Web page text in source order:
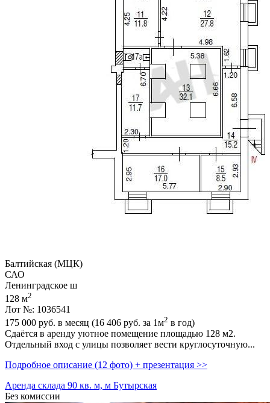
Балтийская (МЦК)
САО
Ленинградское ш
128 м2
Лот №: 1036541
175 000 руб. в месяц (16 406 руб. за 1м2 в год)
Сдаётся в аренду уютное помещение площадью 128 м2.
Отдельный вход с улицы позволяет вести круглосуточную...
Подробное описание (12 фото) + презентация >>
Аренда склада 90 кв. м, м Бутырская
Без комиссии